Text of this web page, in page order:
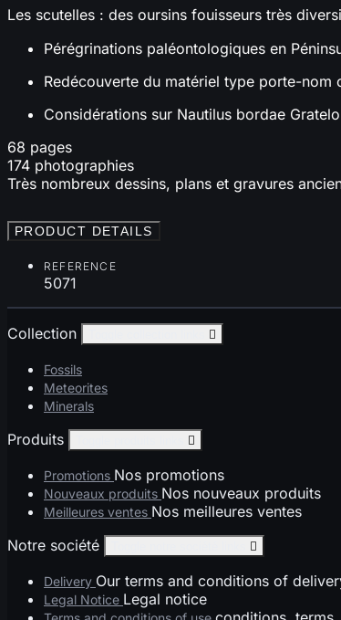
Les scutelles : des oursins fouisseurs très
Pérégrinations paléontologiques en
Redécouverte du matériel type porte-
Considérations sur Nautilus bordae
68 pages
174 photographies
Très nombreux dessins, plans et gravures
PRODUCT DETAILS
REFERENCE
5071
Collection 
Fossils
Meteorites
Minerals
Produits 
Promotions Nos promotions
Nouveaux produits Nos nouveaux produits
Meilleures ventes Nos meilleures ventes
Notre société

Delivery Our terms and conditions of
Legal Notice Legal notice